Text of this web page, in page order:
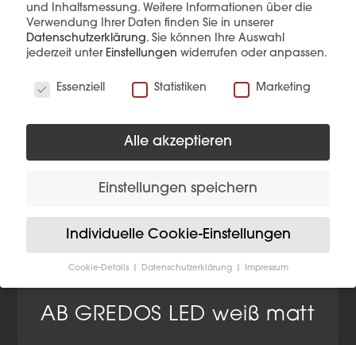
AB GREDOS LED weiß matt
und Inhaltsmessung. Weitere Informationen über die
Verwendung Ihrer Daten finden Sie in unserer
Datenschutzerklärung. Sie können Ihre Auswahl
jederzeit unter Einstellungen widerrufen oder anpassen.
Essenziell
Statistiken Marketing
Alle akzeptieren
Einstellungen speichern
Individuelle Cookie-Einstellungen
Cookie-Details Datenschutzerklärung Impressum
Datenschutzeinstellungen
Wenn Sie unter 16 Jahre alt sind und Ihre Zustimmung
zu freiwilligen Diensten geben möchten, müssen Sie